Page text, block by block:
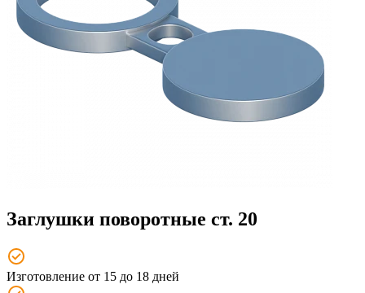
Заглушки поворотные ст. 20
Изготовление от 15 до 18 дней